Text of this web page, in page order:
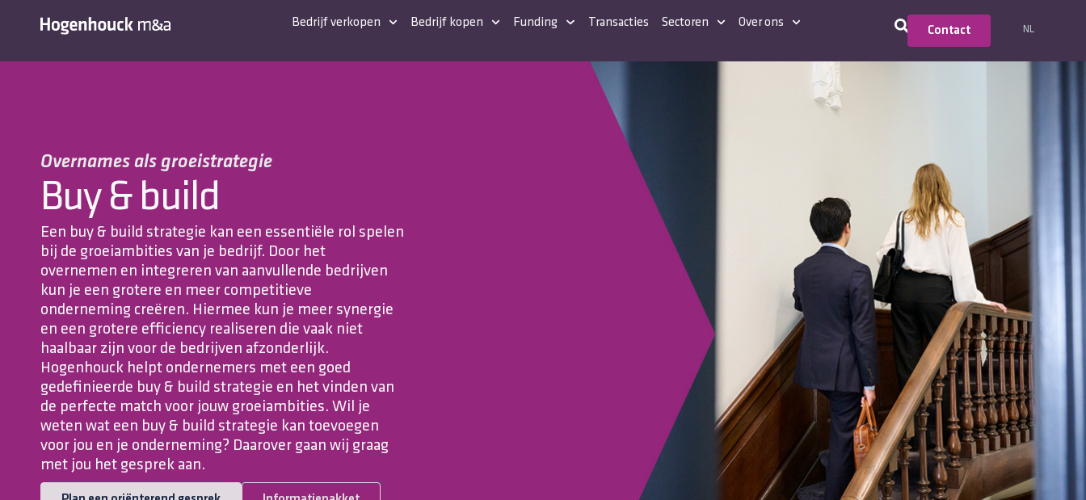
Bedrijf verkopen Bedrijf kopen Funding Transacties Sectoren Over ons
Contact NL
Overnames als groeistrategie
Buy & build
Een buy & build strategie kan een essentiële rol spelen
bij de groeiambities van je bedrijf. Door het
overnemen en integreren van aanvullende bedrijven
kun je een grotere en meer competitieve
onderneming creëren. Hiermee kun je meer synergie
en een grotere efficiency realiseren die vaak niet
haalbaar zijn voor de bedrijven afzonderlijk.
Hogenhouck helpt ondernemers met een goed
gedefinieerde buy & build strategie en het vinden van
de perfecte match voor jouw groeiambities. Wil je
weten wat een buy & build strategie kan toevoegen
voor jou en je onderneming? Daarover gaan wij graag
met jou het gesprek aan.